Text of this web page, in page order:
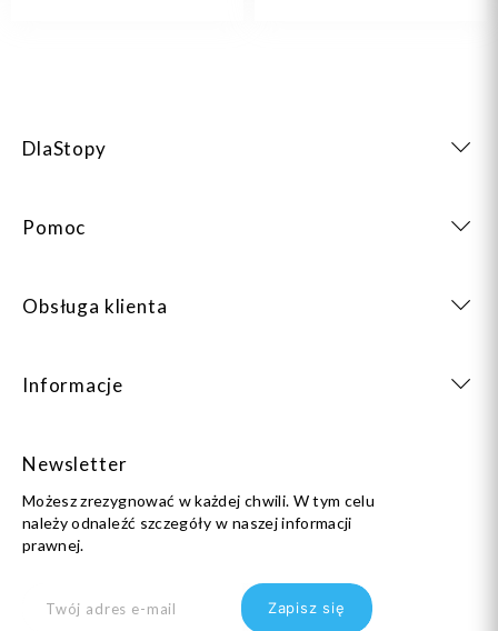
DlaStopy
Pomoc
Obsługa klienta
Informacje
Newsletter
Możesz zrezygnować w każdej chwili. W tym celu
należy odnaleźć szczegóły w naszej informacji
prawnej.